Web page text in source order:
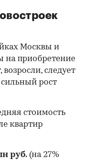
Москвы и
на приобретение
следует
рост
стоимость
квартир
руб. (на 27%